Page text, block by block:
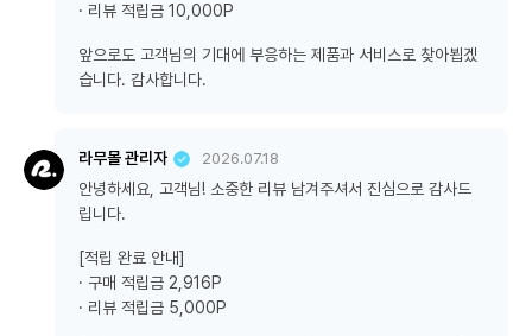
· 리뷰 적립금 10,000P
앞으로도 고객님의 기대에 부응하는 제품과 서비스로 찾아뵙겠
습니다. 감사합니다.
라무몰 관리자 2026.07.18
안녕하세요, 고객님! 소중한 리뷰 남겨주셔서 진심으로 감사드
립니다.
[적립 완료 안내]
· 구매 적립금 2,916P
· 리뷰 적립금 5,000P